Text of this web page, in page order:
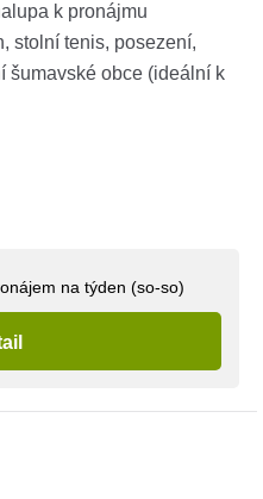
k pronájmu
stolní tenis, posezení,
šumavské obce (ideální k
na týden (so-so)